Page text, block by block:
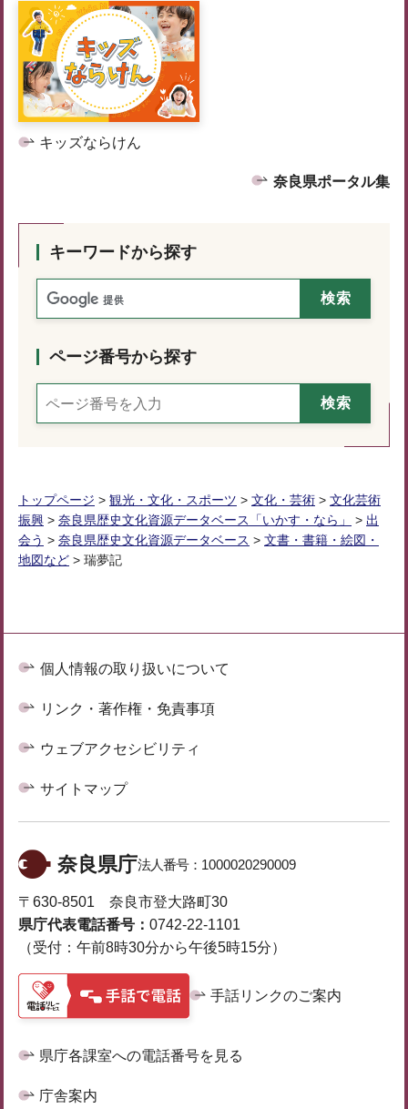
キッズならけん
奈良県ポータル集
キーワードから探す
ページ番号から探す
トップページ > 観光・文化・スポーツ > 文化・芸術 > 文化芸術
振興 > 奈良県歴史文化資源データベース「いかす・なら」 > 出
会う > 奈良県歴史文化資源データベース > 文書・書籍・絵図・
地図など > 瑞夢記
個人情報の取り扱いについて
リンク・著作権・免責事項
ウェブアクセシビリティ
サイトマップ
奈良県庁法人番号： 1000020290009
〒630-8501 奈良市登大路町30
県庁代表電話番号： 0742-22-1101
（受付：午前8時30分から午後5時15分）
手話リンクのご案内
県庁各課室への電話番号を見る
庁舎案内